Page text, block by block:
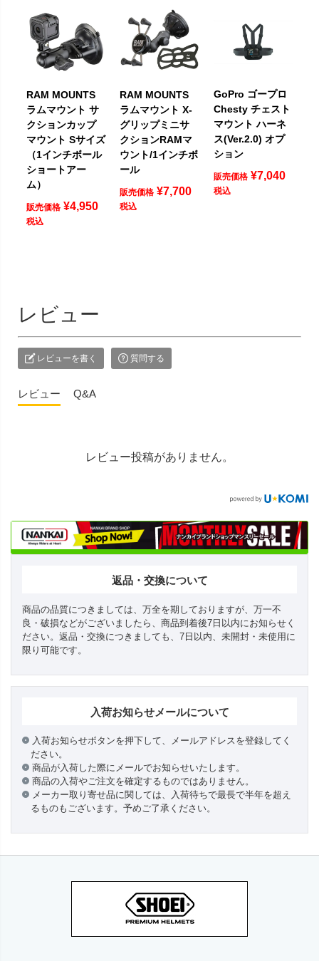
RAM MOUNTS
ラムマウント サ
クションカップ
マウント Sサイズ
（1インチボール
ショートアー
ム）
販売価格 ¥4,950
税込
RAM MOUNTS
ラムマウント X-
グリップミニサ
クションRAMマ
ウント/1インチボ
ール
販売価格 ¥7,700
税込
GoPro ゴープロ
Chesty チェスト
マウント ハーネ
ス(Ver.2.0) オプ
ション
販売価格 ¥7,040
税込
レビュー
レビューを書く 質問する
レビュー Q&A
レビュー投稿がありません。
返品・交換について
商品の品質につきましては、万全を期しておりますが、万一不
良・破損などがございましたら、商品到着後7日以内にお知らせく
ださい。返品・交換につきましても、7日以内、未開封・未使用に
限り可能です。
入荷お知らせメールについて
入荷お知らせボタンを押下して、メールアドレスを登録してく
ださい。
商品が入荷した際にメールでお知らせいたします。
商品の入荷やご注文を確定するものではありません。
メーカー取り寄せ品に関しては、入荷待ちで最長で半年を超え
るものもございます。予めご了承ください。